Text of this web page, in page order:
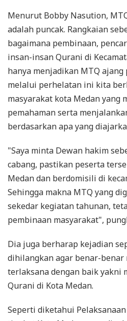
Menurut Bobby Nasution,
adalah puncak. Rangkaian
bagaimana pembinaan,
insan-insan Qurani di
hanya menjadikan MTQ
melalui perhelatan ini kita
masyarakat kota Medan yang
pemahaman serta
berdasarkan apa yang
"Saya minta Dewan hakim
cabang, pastikan peserta
Medan dan berdomisili di
Sehingga makna MTQ yang
sekedar kegiatan tahunan,
pembinaan masyarakat",
Dia juga berharap kejadian
dihilangkan agar benar-benar
terlaksana dengan baik yakni
Qurani di Kota Medan.
Seperti diketahui